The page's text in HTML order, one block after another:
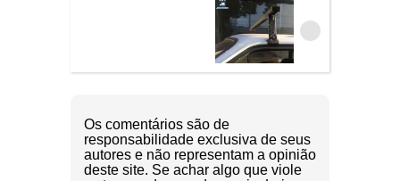
Os comentários são de
responsabilidade exclusiva de seus
autores e não representam a opinião
deste site. Se achar algo que viole